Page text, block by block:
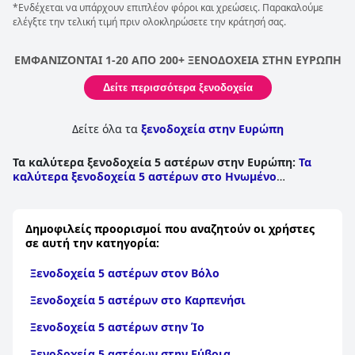
ποιότητας περιβάλλον για οικογένειες και ζευγάρια.
*Ενδέχεται να υπάρχουν επιπλέον φόροι και χρεώσεις. Παρακαλούμε
ελέγξτε την τελική τιμή πριν ολοκληρώσετε την κράτησή σας.
ΕΜΦΑΝΙΖΟΝΤΑΙ 1-20 ΑΠΟ 200+ ΞΕΝΟΔΟΧΕΙΑ ΣΤΗΝ ΕΥΡΩΠΗ
Δείτε περισσότερα ξενοδοχεία
Δείτε όλα τα ξενοδοχεία στην Ευρώπη
Τα καλύτερα ξενοδοχεία 5 αστέρων στην Ευρώπη: Τα
καλύτερα ξενοδοχεία 5 αστέρων στο Ηνωμένο
Ιταλία | Τα καλύτερα ξενοδοχεία 5 αστέρων στην
Ισπανία | Τα καλύτερα ξενοδοχεία 5 αστέρων στην
Γερμανία | Τα καλύτερα ξενοδοχεία 5 αστέρων στη
Ελβετία | Τα καλύτερα ξενοδοχεία 5 αστέρων στην
Τα καλύτερα ξενοδοχεία 5 αστέρων στην
Πολωνία | Τα καλύτερα ξενοδοχεία 5 αστέρων στη
Ρουμανία
Τα καλύτερα ξενοδοχεία 5 αστέρων στην
Δημοφιλείς προορισμοί που αναζητούν οι χρήστες
σε αυτή την κατηγορία:
Ξενοδοχεία 5 αστέρων στον Βόλο
Ξενοδοχεία 5 αστέρων στο Καρπενήσι
Ξενοδοχεία 5 αστέρων στην Ίο